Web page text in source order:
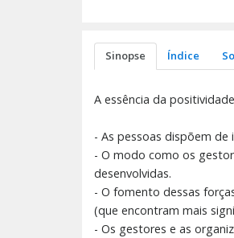
Sinopse Índice
A essência da
- As pessoas dispõem
- O modo como os
desenvolvidas.
- O fomento dessas
(que encontram mais
- Os gestores e as